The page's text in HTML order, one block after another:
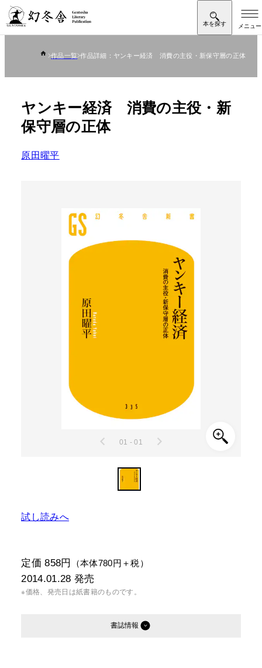
作品一覧 作品詳細：ヤンキー経済 消費の主役・新保守層の正体
ヤンキー経済 消費の主役・新
保守層の正体
原田曜平
01 - 01
試し読みへ
定価 858円 （本体780円＋税）
2014.01.28 発売
※価格、発売日は紙書籍のものです。
書誌情報